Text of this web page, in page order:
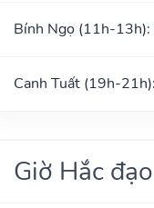
Bính Ngọ (11h-13h):
Canh Tuất (19h-
Giờ Hắc